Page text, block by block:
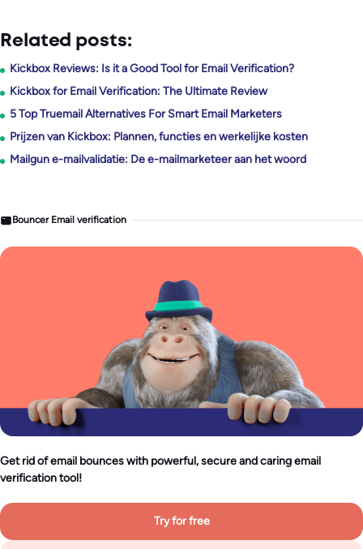
Related posts:
Kickbox Reviews: Is it a Good Tool for Email Verification?
Kickbox for Email Verification: The Ultimate Review
5 Top Truemail Alternatives For Smart Email Marketers
Prijzen van Kickbox: Plannen, functies en werkelijke kosten
Mailgun e-mailvalidatie: De e-mailmarketeer aan het woord
Bouncer Email verification
Get rid of email bounces with powerful, secure and caring email
verification tool!
Try for free